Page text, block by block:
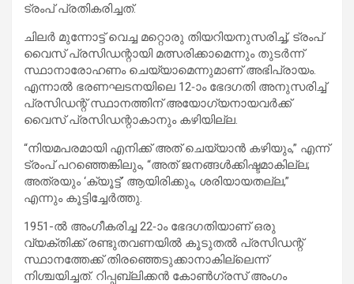
ട്രംപ് പ്രതികരിച്ചത്.
ചിലർ മുന്നോട്ട് വെച്ച മറ്റൊരു തിയറിയനുസരിച്ച്, ട്രംപ്
വൈസ് പ്രസിഡന്റായി മത്സരിക്കാമെന്നും തുടർന്ന്
സ്ഥാനാരോഹണം ചെയ്യാമെന്നുമാണ് അഭിപ്രായം.
എന്നാൽ ഭരണഘടനയിലെ 12-ാം ഭേദഗതി അനുസരിച്ച്
പ്രസിഡന്റ് സ്ഥാനത്തിന് അയോഗ്യനായവർക്ക്
വൈസ് പ്രസിഡന്റാകാനും കഴിയില്ല.
“നിയമപരമായി എനിക്ക് അത് ചെയ്യാൻ കഴിയും,” എന്ന്
ട്രംപ് പറഞ്ഞെങ്കിലും, “അത് ജനങ്ങൾക്കിഷ്ടമാകില്ല;
അത്രയും ‘ക്യൂട്ട്’ ആയിരിക്കും, ശരിയായതല്ല,”
എന്നും കൂട്ടിച്ചേർത്തു.
1951-ൽ അംഗീകരിച്ച 22-ാം ഭേദഗതിയാണ് ഒരു
വ്യക്തിക്ക് രണ്ടുതവണയിൽ കൂടുതൽ പ്രസിഡന്റ്
സ്ഥാനത്തേക്ക് തിരഞ്ഞെടുക്കാനാകില്ലെന്ന്
നിശ്ചയിച്ചത്. റിപ്പബ്ലിക്കൻ കോൺഗ്രസ് അംഗം